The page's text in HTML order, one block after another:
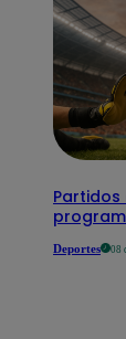
Deportes 08